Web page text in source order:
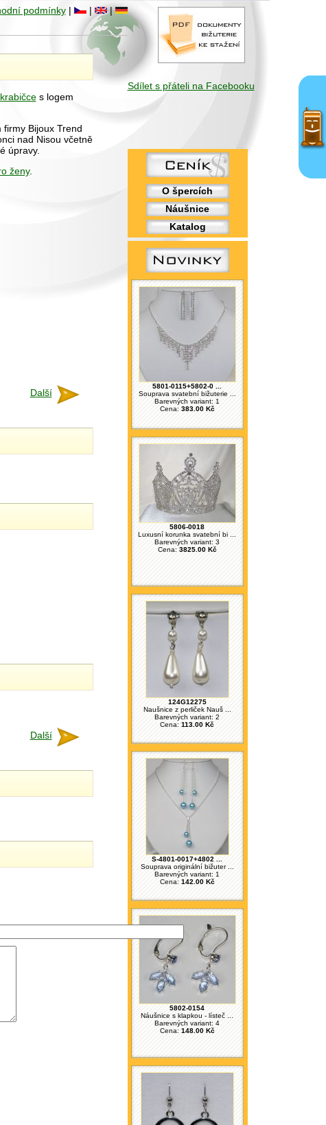
Sdílet s přáteli na Facebooku
O špercích
Náušnice
Katalog
5801-0115+5802-0 ...
Souprava svatební bižuterie ...
Barevných variant: 1
Cena: 383.00 Kč
5806-0018
Luxusní korunka svatební bi ...
Barevných variant: 3
Cena: 3825.00 Kč
124G12275
Naušnice z perliček Nauš ...
Barevných variant: 2
Cena: 113.00 Kč
S-4801-0017+4802 ...
Souprava originální bižuter ...
Barevných variant: 1
Cena: 142.00 Kč
5802-0154
Náušnice s klapkou - lísteč ...
Barevných variant: 4
Cena:148.00 Kč
podmínky| | |
s logem
Bijoux Trend
nad Nisou včetně
úpravy.
ženy.
Další
Další